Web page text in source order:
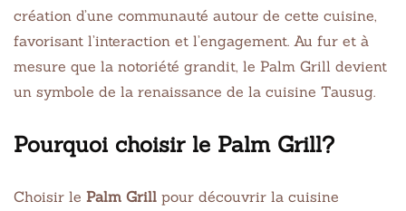
création d’une communauté autour de cette cuisine,
favorisant l’interaction et l’engagement. Au fur et à
mesure que la notoriété grandit, le Palm Grill devient
un symbole de la renaissance de la cuisine Tausug.
Pourquoi choisir le Palm Grill?
Choisir le Palm Grill pour découvrir la cuisine